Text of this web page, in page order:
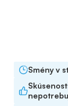
Smény v